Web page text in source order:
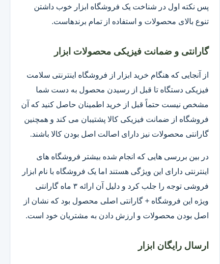
پس نکته اول در شناخت یک فروشگاه ابزار خوب داشتن
تنوع بالای محصولات و استفاده از تمام برندهاست.
گارانتی و ضمانت فیزیکی محصولات ابزار
از آنجایی که هنگام خرید ابزار از فروشگاه اینترنتی سلامت
فیزیکی دستگاه تا قبل از رسیدن محصول به دست شما
مشخص نیست حتماً قبل از خرید اطمینان حاصل کنید که آن
فروشگاه از ضمانت فیزیکی کالا پشتیبان می کند و همچنین
گارانتی محصولات نیز دارای اصالت اصل بودن کالا باشند.
در بین بررسی هایی که انجام شده بیشتر فروشگاه های
اینترنتی دارای این ویژگی هستند اما یک فروشگاه با نام ابزار
فروشی توجه را جلب کرد و دلیل آن ارائه ۳ ماه گارانتی
ویژه این فروشگاه + گارانتی اصلی محصول بود که نشان از
اصل بودن محصولات و ارزش دادن به مشتریان خود است.
ارسال رایگان ابزار